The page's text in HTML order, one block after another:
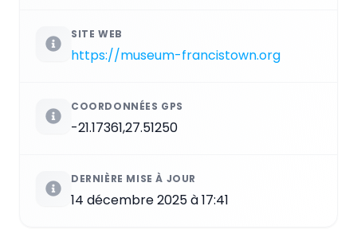
SITE WEB
https://museum-francistown.org
COORDONNÉES GPS
-21.17361,27.51250
DERNIÈRE MISE À JOUR
14 décembre 2025 à 17:41